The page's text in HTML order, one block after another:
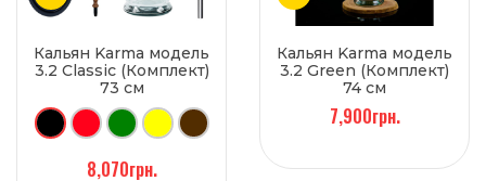
Кальян Karma модель
3.2 Classic (Комплект)
73 см
8,070грн.
Кальян Karma модель
3.2 Green (Комплект)
74 см
7,900грн.